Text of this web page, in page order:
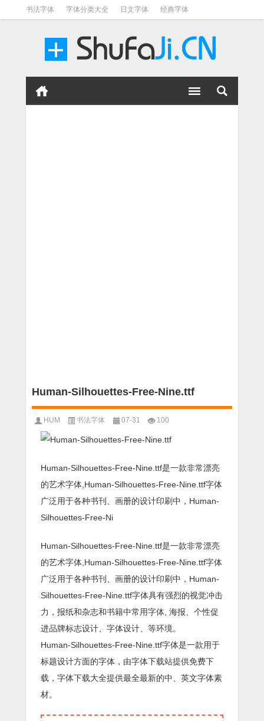
书法字体 字体分类大全 日文字体 经典字体
Human-Silhouettes-Free-Nine.ttf
HUM 书法字体 07-31 100
Human-Silhouettes-Free-Nine.ttf是一款非常漂亮
的艺术字体,Human-Silhouettes-Free-Nine.ttf字体
广泛用于各种书刊、画册的设计印刷中，Human-
Silhouettes-Free-Ni
Human-Silhouettes-Free-Nine.ttf是一款非常漂亮
的艺术字体,Human-Silhouettes-Free-Nine.ttf字体
广泛用于各种书刊、画册的设计印刷中，Human-
Silhouettes-Free-Nine.ttf字体具有强烈的视觉冲击
力，报纸和杂志和书籍中常用字体, 海报、个性促
进品牌标志设计、字体设计、等环境。
Human-Silhouettes-Free-Nine.ttf字体是一款用于
标题设计方面的字体，由字体下载站提供免费下
载，字体下载大全提供最全最新的中、英文字体素
材。